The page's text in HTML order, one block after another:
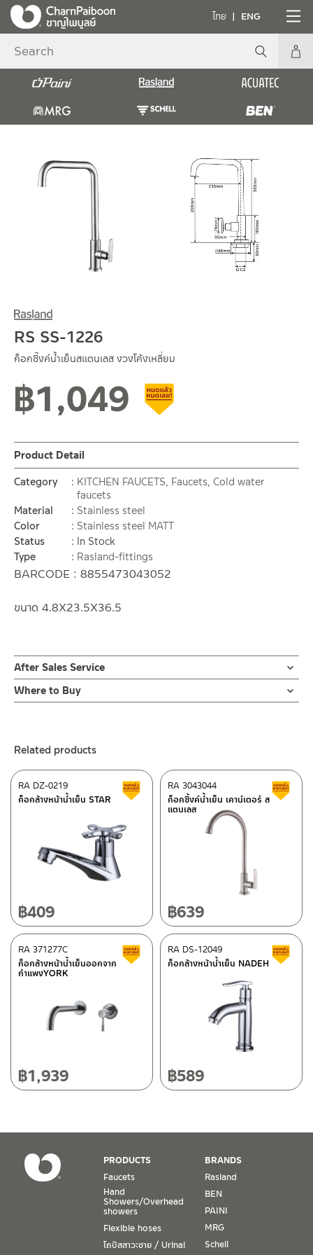
ไทย ENG
RS SS-1226
ก็อกซิ๊งค์น้ำเย็นสแตนเลส งวงโค้งเหลี่ยม
฿1,049
Product Detail
Category
KITCHEN FAUCETS, Faucets, Cold water
faucets
Material
Stainless steel
Color
Stainless steel MATT
Status
In Stock
Type
Rasland-fittings
BARCODE : 8855473043052
ขนาด 4.8X23.5X36.5
After Sales Service
Online Platform
– Email: contact@charnpaiboon.com
After Sales Service Center – Bangkok
662/61-62 Rama 3 Road, Bangpongpang, Yannawa,
Tel: 02-358-0080 / 080-075-8668 / 091-545-0556
After Sales Service Center Chiangmai
118/33 Onsirin M.8, Sunpuloey, Doysaked, Chaingmai 50220
Saturday 8:30-15:00 hrs.
Closed on Sunday and Special / Public Holidays
1. A proof of purchase, or seller’s receipt, shall be required
to validate product warranty which will be checked against
the date of purchase. In the absence of such proof of
purchase, no warranty claims can be made.
2. To be eligible for warranty claims, a product must be in
its proper working condition. If defects such as dents,
Where to Buy
– Shopee
–Lazada
ติดต่อพนักงานขาย / Contact Sales Staff
@charnpaiboon.sales
ติดต่อ ชาญไพบูลย์ / Contact Us Click Here
Related products
ก็อกล้างหน้าน้ำเย็น STAR
RA DZ-0219 Clearance sale
฿409
ก็อกซิ้งค์น้ำเย็น เคาน์เตอร์ ส
แตนเลส
RA 3043044
฿639
ก็อกล้างหน้าน้ำเย็นออกจาก
กำแพงYORK
RA 371277C Clearance sale
฿1,939
ก็อกล้างหน้าน้ำเย็น NADEH
RA DS-12049
฿589
PRODUCTS
Faucets
Hand
Showers/Overhead
showers
Flexible hoses
โถปัสสาวะชาย / Urinal
BRANDS
Rasland
BEN
PAINI
MRG
Schell